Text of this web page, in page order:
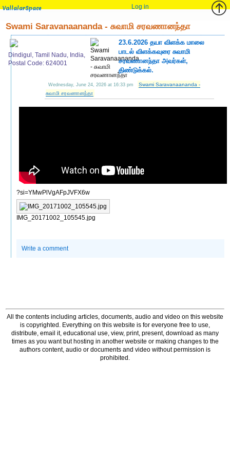
VallalarSpace Log in
Swami Saravanaananda - சுவாமி சரவணானந்தா
Dindigul, Tamil Nadu, India,
Postal Code: 624001
23.6.2026 தயா விளக்க மாலை
பாடல் விளக்கவுரை சுவாமி
சரவணானந்தா அவர்கள்,
திண்டுக்கல்.
Wednesday, June 24, 2026 at 16:33 pm
Swami Saravanaananda -
சுவாமி சரவணானந்தா
?si=YMwPlVgAFpJVFX6w
IMG_20171002_105545.jpg
Write a comment
All the contents including articles, documents, audio and video on this website
is copyrighted. Everything on this website is for everyone free to use,
distribute, email it, educational use, view, print, present, download as many
times as you want but hosting in another website or making changes to the
authors content, audio or documents and video without permission is
prohibited.